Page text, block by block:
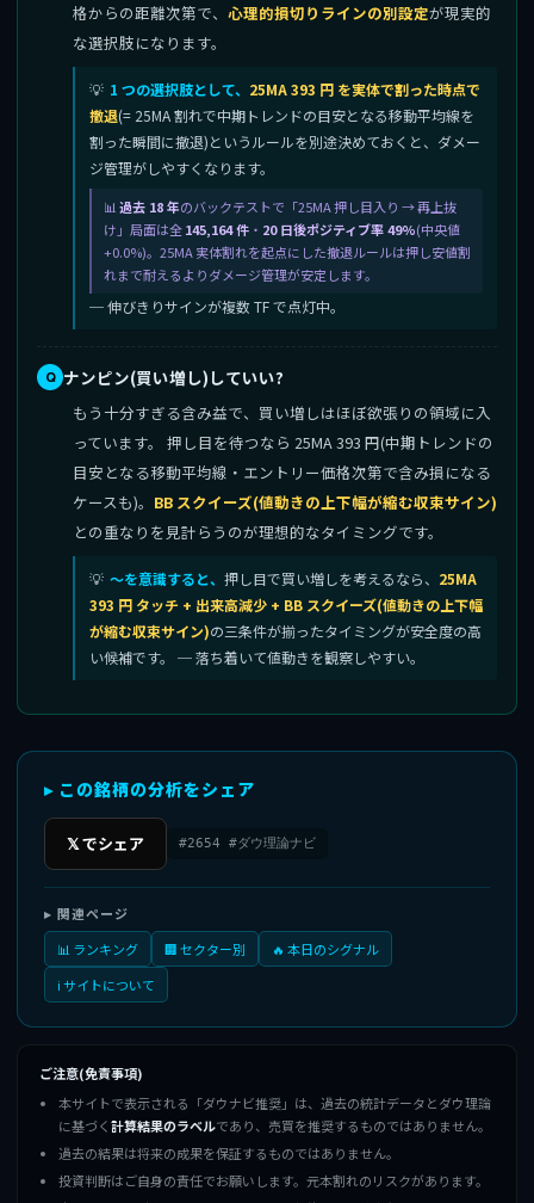
格からの距離次第で、 心理的損切りラインの別設定が現実的
な選択肢になります。
1 つの選択肢として、 25MA 393 円 を実体で割った時点で
撤退(= 25MA 割れで中期トレンドの目安となる移動平均線を
割った瞬間に撤退)というルールを別途決めておくと、ダメー
ジ管理がしやすくなります。
過去 18 年のバックテストで「25MA 押し目入り → 再上抜
け」局面は全145,164 件 ・ 20 日後ポジティブ率 49%(中央値
+0.0%)。25MA 実体割れを起点にした撤退ルールは押し安値割
れまで耐えるよりダメージ管理が安定します。
─ 伸びきりサインが複数 TF で点灯中。
ナンピン(買い増し)していい?
もう十分すぎる含み益で、買い増しはほぼ欲張りの領域に入
っています。 押し目を待つなら 25MA 393 円(中期トレンドの
目安となる移動平均線・エントリー価格次第で含み損になる
ケースも)。 BB スクイーズ(値動きの上下幅が縮む収束サイン)
との重なりを見計らうのが理想的なタイミングです。
〜を意識すると、 押し目で買い増しを考えるなら、 25MA
393 円 タッチ + 出来高減少 + BB スクイーズ(値動きの上下幅
が縮む収束サイン)の三条件が揃ったタイミングが安全度の高
い候補です。 ─ 落ち着いて値動きを観察しやすい。
▸ この銘柄の分析をシェア
𝕏 でシェア #2654 #ダウ理論ナビ
▸ 関連ページ
📊 ランキング
🏢 セクター別
🔥 本日のシグナル
ℹ️ サイトについて
ご注意(免責事項)
本サイトで表示される「ダウナビ推奨」は、過去の統計データとダウ理論
に基づく計算結果のラベルであり、売買を推奨するものではありません。
過去の結果は将来の成果を保証するものではありません。
投資判断はご自身の責任でお願いします。元本割れのリスクがあります。